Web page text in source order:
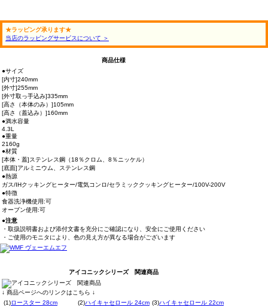
★ラッピング承ります★
当店のラッピングサービスについて ＞
商品仕様
●サイズ
[内寸]240mm
[外寸]255mm
[外寸取っ手込み]335mm
[高さ（本体のみ）]105mm
[高さ（蓋込み）]160mm
●満水容量
4.3L
●重量
2160g
●材質
[本体・蓋]ステンレス鋼（18％クロム、8％ニッケル）
[底面]アルミニウム、ステンレス鋼
●熱源
ガス/IHクッキングヒーター/電気コンロ/セラミッククッキングヒーター/100V-200V
●特徴
食器洗浄機使用:可
オーブン使用:可
●注意
・取扱説明書および添付文書を充分にご確認になり、安全にご使用ください
・ご使用のモニタにより、色の見え方が異なる場合がございます
アイコニックシリーズ 関連商品
↓ 商品ページへのリンクはこちら ↓
(1)ロースター 28cm (2)ハイキャセロール 24cm (3)ハイキャセロール 22cm